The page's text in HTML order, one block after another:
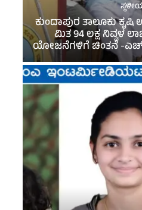
ಕುಂದಾಪುರ ತಾಲೂಕು
ಮಿತ 94 ಲಕ್ಷ ನಿವ್ವಳ
ಯೋಜನೆಗಳಿಗೆ ಚಿಂತನೆ -